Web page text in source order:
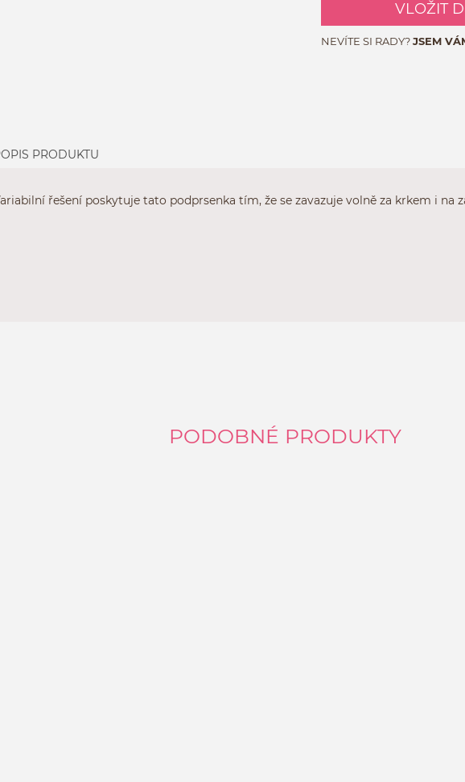
VLOŽIT
NEVÍTE SI RADY?JSEM
PRODUKTU
řešení poskytuje tato podprsenka tím, že se zavazuje volně za krkem i na
PODOBNÉ PRODUKTY